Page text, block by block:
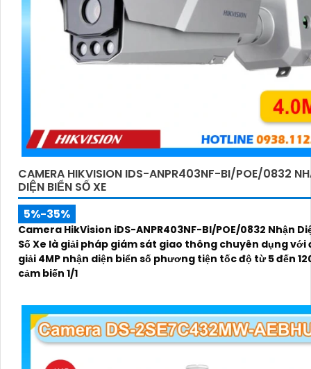
CAMERA HIKVISION IDS-ANPR403NF-BI/POE/0832
DIỆN BIỂN SỐ XE
5%-35%
Camera HikVision iDS-ANPR403NF-BI/POE/0832 Nhận
Số Xe là giải pháp giám sát giao thông chuyên dụng với
giải 4MP nhận diện biển số phương tiện tốc độ từ 5 đến
cảm biến 1/1